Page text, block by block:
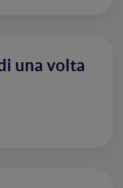
una volta